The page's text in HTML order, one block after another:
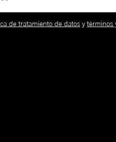
de tratamiento de datos ytérminos